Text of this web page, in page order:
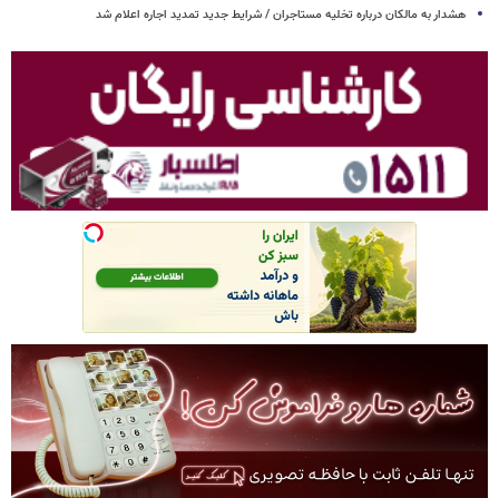
هشدار به مالکان درباره تخلیه مستاجران / شرایط جدید تمدید اجاره اعلام شد